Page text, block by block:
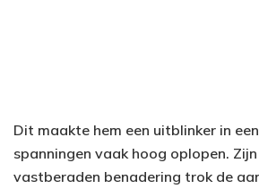
Dit maakte hem een uitblinker in
spanningen vaak hoog oplopen.
vastberaden benadering trok de